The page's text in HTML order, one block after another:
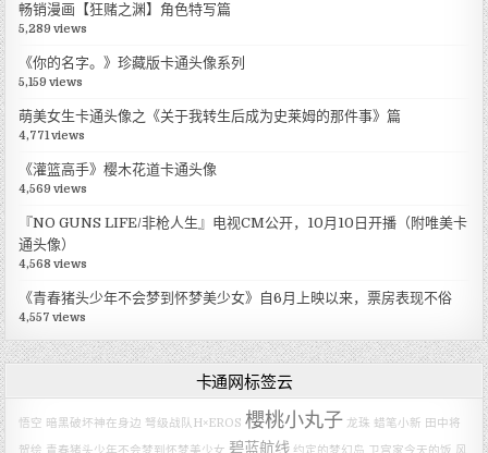
畅销漫画【狂赌之渊】角色特写篇
5,289 views
《你的名字。》珍藏版卡通头像系列
5,159 views
萌美女生卡通头像之《关于我转生后成为史莱姆的那件事》篇
4,771 views
《灌篮高手》樱木花道卡通头像
4,569 views
『NO GUNS LIFE/非枪人生』电视CM公开，10月10日开播（附唯美卡
通头像）
4,568 views
《青春猪头少年不会梦到怀梦美少女》自6月上映以来，票房表现不俗
4,557 views
卡通网标签云
悟空 暗黑破坏神在身边 弩级战队H×EROS 櫻桃小丸子 龙珠 蜡笔小新 田中将
碧蓝航线